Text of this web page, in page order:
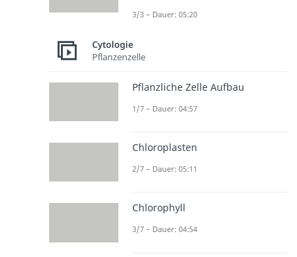
3/3 – Dauer: 05:20
Cytologie
Pflanzenzelle
Pflanzliche Zelle Aufbau
1/7 – Dauer: 04:57
Chloroplasten
2/7 – Dauer: 05:11
Chlorophyll
3/7 – Dauer: 04:54